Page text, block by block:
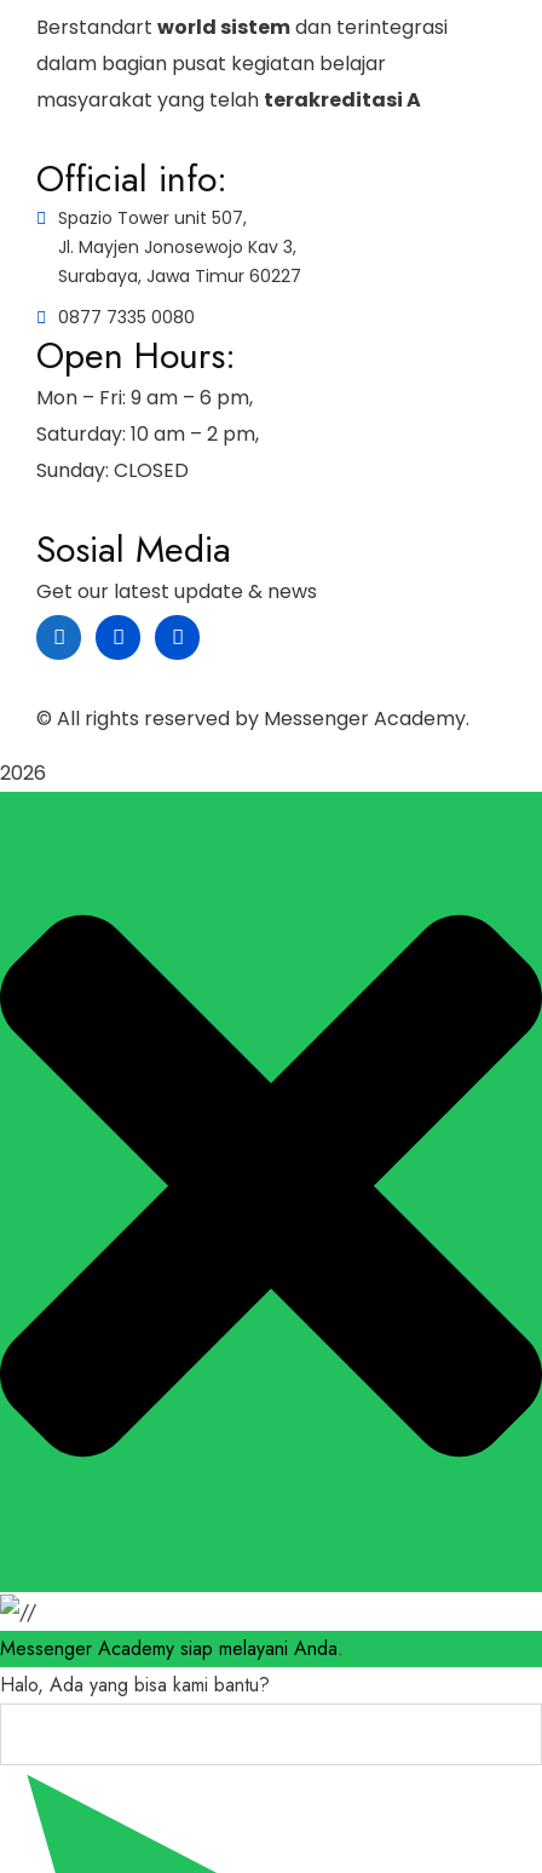
Berstandart world sistemdan terintegrasi
dalam bagian pusat kegiatan belajar
masyarakat yang telah terakreditasi A
Official info:
Spazio Tower unit 507,
Jl. Mayjen Jonosewojo Kav 3,
Surabaya, Jawa Timur 60227
0877 7335 0080
Open Hours:
Mon – Fri: 9 am – 6 pm,
Saturday: 10 am – 2 pm,
Sunday: CLOSED
Sosial Media
Get our latest update & news
© All rights reserved by Messenger Academy.
2026
Messenger Academy siap melayani Anda.
Halo, Ada yang bisa kami bantu?